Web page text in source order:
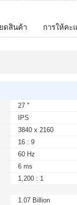
ดสินค้า การให้คะ
27 ''
IPS
3840 x 2160
16 : 9
60 Hz
6 ms
1,200 : 1
1.07 Billion